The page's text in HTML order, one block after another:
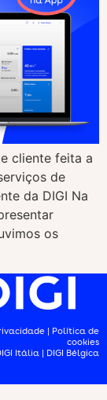
cliente feita a
de
da DIGI Na
os
| Política de
cookies
Itália | DIGI Bélgica